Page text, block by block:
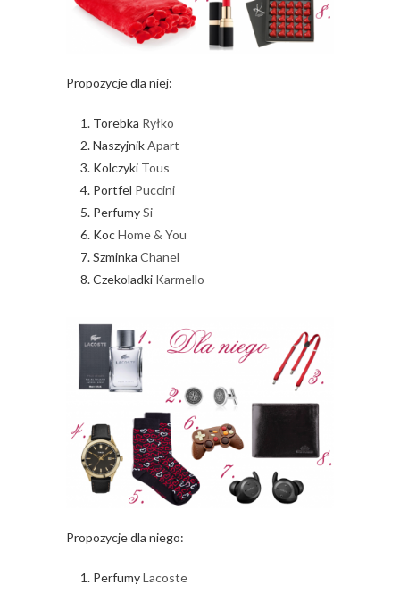
Propozycje dla niej:
Torebka Ryłko
NaszyjnikApart
Kolczyki Tous
Portfel Puccini
PerfumySi
KocHome & You
Szminka Chanel
Czekoladki Karmello
Propozycje dla niego:
PerfumyLacoste